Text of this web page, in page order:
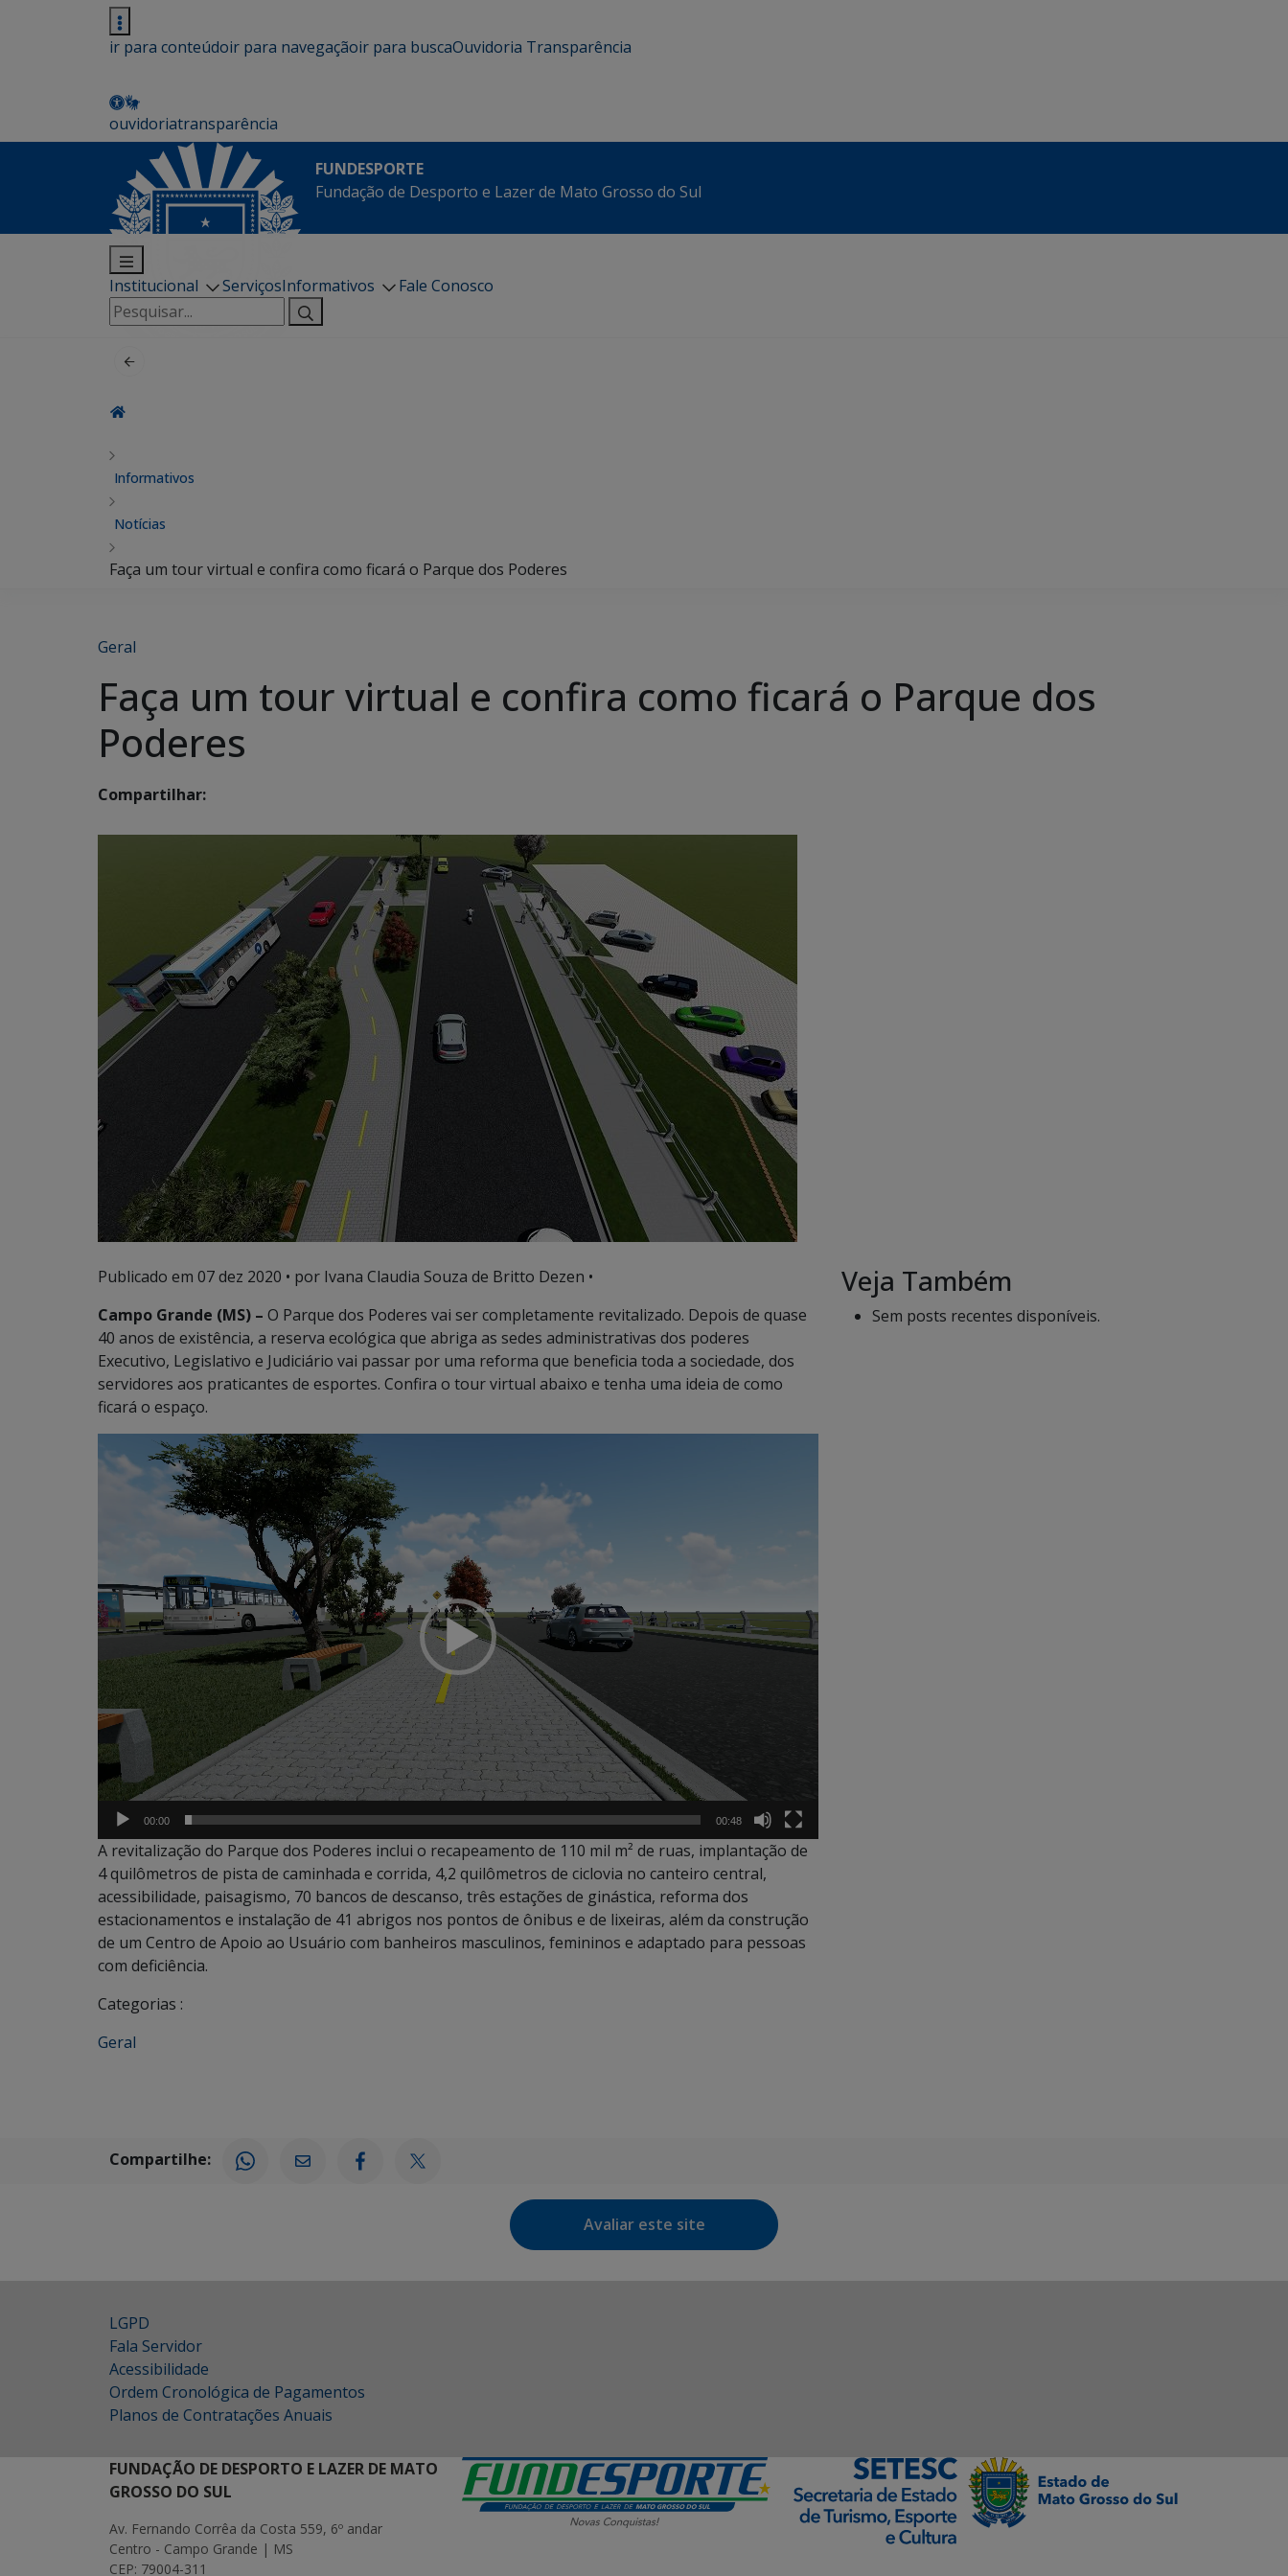
ir para conteúdoir para navegaçãoir para buscaOuvidoria Transparência
ouvidoriatransparência
FUNDESPORTE
Fundação de Desporto e Lazer de Mato Grosso do Sul
Institucional ServiçosInformativos
Fale Conosco
Pesquisar
por:
Informativos
Notícias
Faça um tour virtual e confira como ficará o Parque dos Poderes
Geral
Faça um tour virtual e confira como ficará o Parque dos
Poderes
Compartilhar:
Publicado em 07 dez 2020 • por Ivana Claudia Souza de Britto Dezen •
Campo Grande (MS) – O Parque dos Poderes vai ser completamente revitalizado. Depois de quase
40 anos de existência, a reserva ecológica que abriga as sedes administrativas dos poderes
Executivo, Legislativo e Judiciário vai passar por uma reforma que beneficia toda a sociedade, dos
servidores aos praticantes de esportes. Confira o tour virtual abaixo e tenha uma ideia de como
ficará o espaço.
de
vídeo
00:00 00:48
A revitalização do Parque dos Poderes inclui o recapeamento de 110 mil m² de ruas, implantação de
4 quilômetros de pista de caminhada e corrida, 4,2 quilômetros de ciclovia no canteiro central,
acessibilidade, paisagismo, 70 bancos de descanso, três estações de ginástica, reforma dos
estacionamentos e instalação de 41 abrigos nos pontos de ônibus e de lixeiras, além da construção
de um Centro de Apoio ao Usuário com banheiros masculinos, femininos e adaptado para pessoas
com deficiência.
Categorias :
Geral
Veja Também
Sem posts recentes disponíveis.
Compartilhe:
Avaliar este site
LGPD
Fala Servidor
Acessibilidade
Ordem Cronológica de Pagamentos
Planos de Contratações Anuais
FUNDAÇÃO DE DESPORTO E LAZER DE MATO
GROSSO DO SUL
Av. Fernando Corrêa da Costa 559, 6º andar
Centro - Campo Grande | MS
CEP: 79004-311